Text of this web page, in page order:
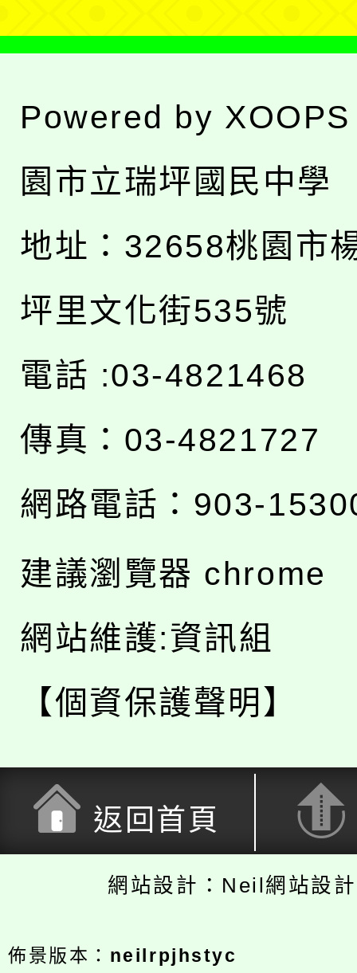
Powered by XOOPS
園市立瑞坪國民中學
地址： 32658桃園市
坪里文化街535號
電話 :03-4821468
傳真：03-4821727
網路電話：903-
建議瀏覽器 chrome
網站維護:資訊組
【個資保護聲明】
返回首頁
網站設計：Neil網站設
佈景版本： neilrpjhstyc